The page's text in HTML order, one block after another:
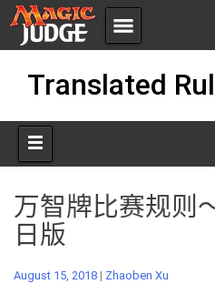
menu
Policies
Translated
万智牌比赛规则
日版
August 15, 2018 | Zhaoben Xu